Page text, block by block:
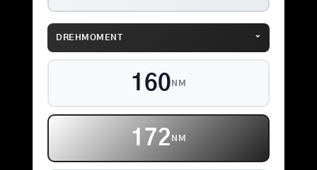
DREHMOMENT ⌄
160 NM
172 NM